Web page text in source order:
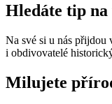
Hledáte tip na
Na své si u nás přijdou
i obdivovatelé
Milujete